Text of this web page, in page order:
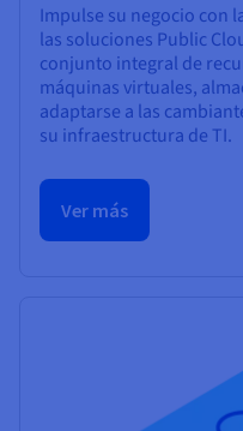
Impulse su negocio con
las soluciones Public
conjunto integral de
máquinas virtuales,
adaptarse a las
su infraestructura de TI.
Ver más